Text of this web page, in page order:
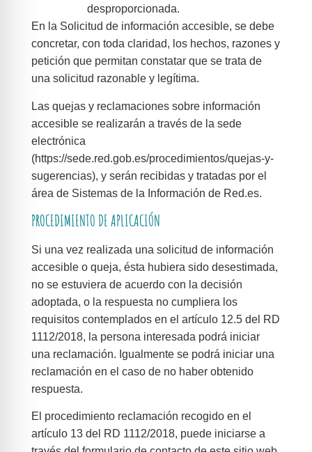
desproporcionada.
En la Solicitud de información accesible, se debe
concretar, con toda claridad, los hechos, razones y
petición que permitan constatar que se trata de
una solicitud razonable y legítima.
Las quejas y reclamaciones sobre información
accesible se realizarán a través de la sede
electrónica
(https://sede.red.gob.es/procedimientos/quejas-y-
sugerencias), y serán recibidas y tratadas por el
área de Sistemas de la Información de Red.es.
PROCEDIMIENTO DE APLICACIÓN
Si una vez realizada una solicitud de información
accesible o queja, ésta hubiera sido desestimada,
no se estuviera de acuerdo con la decisión
adoptada, o la respuesta no cumpliera los
requisitos contemplados en el artículo 12.5 del RD
1112/2018, la persona interesada podrá iniciar
una reclamación. Igualmente se podrá iniciar una
reclamación en el caso de no haber obtenido
respuesta.
El procedimiento reclamación recogido en el
artículo 13 del RD 1112/2018, puede iniciarse a